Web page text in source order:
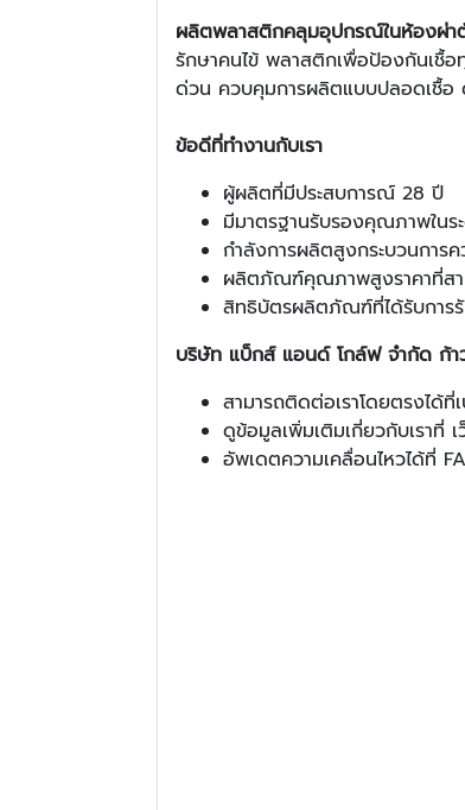
ผลิตพลาสติกคลุมอุปกรณ์ในห้องผ่า
รักษาคนไข้ พลาสติกเพื่อป้องกันเชื้
ด่วน ควบคุมการผลิตแบบปลอดเชื้อ
ข้อดีที่ทำงานกับเรา
ผู้ผลิตที่มีประสบการณ์ 28 ปี
มีมาตรฐานรับรองคุณภาพในร
กำลังการผลิตสูงกระบวนกา
ผลิตภัณฑ์คุณภาพสูงราคาที่สา
สิทธิบัตรผลิตภัณฑ์ที่ได้รับการ
บริษัท แบ็กส์ แอนด์ โกล์ฟ จำกัด ก้
สามารถติดต่อเราโดยตรงได้ที่
ดูข้อมูลเพิ่มเติมเกี่ยวกับเราที่ เ
อัพเดตความเคลื่อนไหวได้ที่